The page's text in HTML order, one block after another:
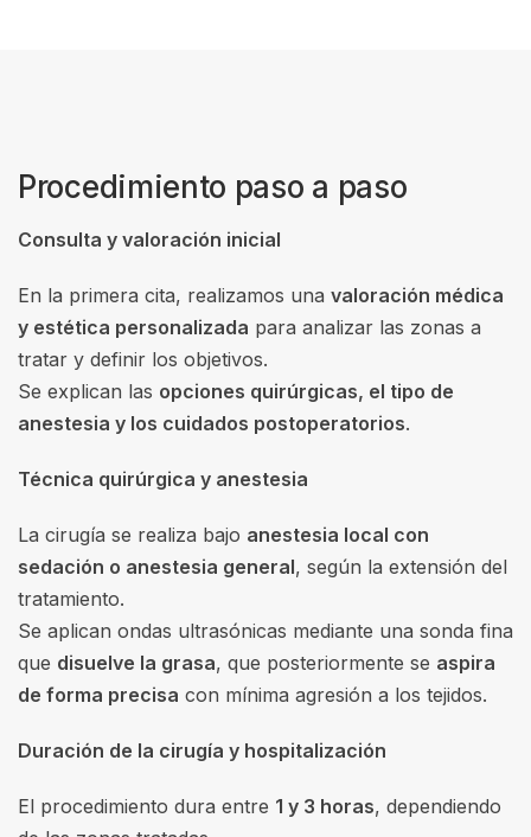
Procedimiento paso a paso
Consulta y valoración inicial
En la primera cita, realizamos una valoración médica
y estética personalizada para analizar las zonas a
tratar y definir los objetivos.
Se explican las opciones quirúrgicas, el tipo de
anestesia y los cuidados postoperatorios.
Técnica quirúrgica y anestesia
La cirugía se realiza bajo anestesia local con
sedación o anestesia general, según la extensión del
tratamiento.
Se aplican ondas ultrasónicas mediante una sonda fina
que disuelve la grasa, que posteriormente se aspira
de forma precisa con mínima agresión a los tejidos.
Duración de la cirugía y hospitalización
El procedimiento dura entre 1 y 3 horas, dependiendo